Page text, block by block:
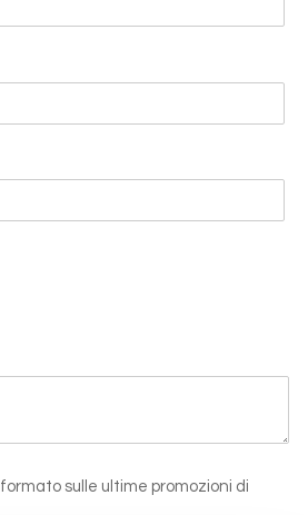
sulle ultime promozioni di